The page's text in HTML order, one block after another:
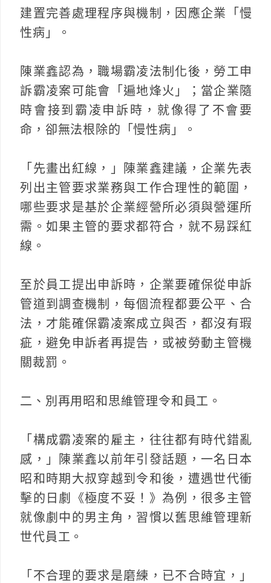
建置完善處理程序與機制，因應企業「慢
性病」。
陳業鑫認為，職場霸凌法制化後，勞工申
訴霸凌案可能會「遍地烽火」；當企業隨
時會接到霸凌申訴時，就像得了不會要
命，卻無法根除的「慢性病」。
「先畫出紅線，」陳業鑫建議，企業先表
列出主管要求業務與工作合理性的範圍，
哪些要求是基於企業經營所必須與營運所
需。如果主管的要求都符合，就不易踩紅
線。
至於員工提出申訴時，企業要確保從申訴
管道到調查機制，每個流程都要公平、合
法，才能確保霸凌案成立與否，都沒有瑕
疵，避免申訴者再提告，或被勞動主管機
關裁罰。
二、別再用昭和思維管理令和員工。
「構成霸凌案的雇主，往往都有時代錯亂
感，」陳業鑫以前年引發話題，一名日本
昭和時期大叔穿越到令和後，遭遇世代衝
擊的日劇《極度不妥！》為例，很多主管
就像劇中的男主角，習慣以舊思維管理新
世代員工。
「不合理的要求是磨練，已不合時宜，」